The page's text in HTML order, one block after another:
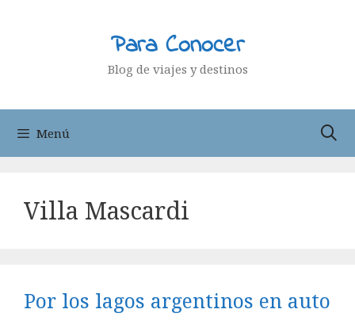
Para Conocer
Blog de viajes y destinos
Menú
Villa Mascardi
Por los lagos argentinos en auto